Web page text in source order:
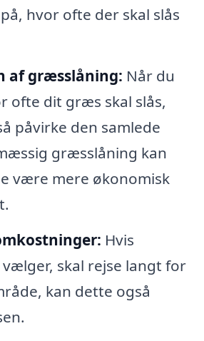
hvor ofte der skal slås
af græsslåning: Når du
ofte dit græs skal slås,
påvirke den samlede
græsslåning kan
være mere økonomisk
Hvis
skal rejse langt for
kan dette også